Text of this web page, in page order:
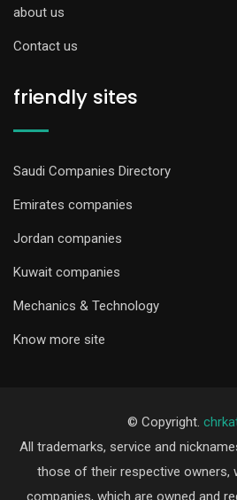
about us
Contact us
friendly sites
Saudi Companies Directory
Emirates companies
Jordan companies
Kuwait companies
Mechanics & Technology
Know more site
© Copyright.
All trademarks, service and
those of their respective owners,
companies, which are owned and